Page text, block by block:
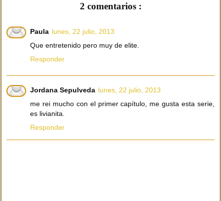
2 comentarios :
Paula lunes, 22 julio, 2013
Que entretenido pero muy de elite.
Responder
Jordana Sepulveda lunes, 22 julio, 2013
me rei mucho con el primer capítulo, me gusta esta serie,
es livianita.
Responder